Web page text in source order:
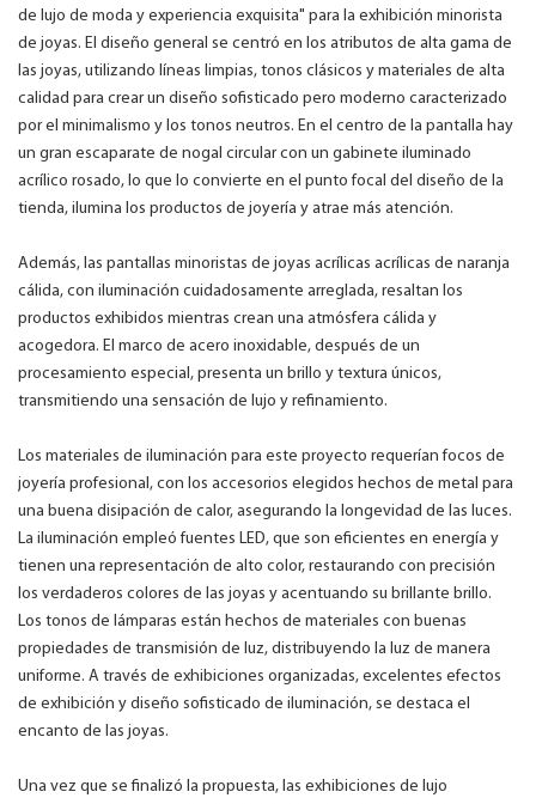
de lujo de moda y experiencia exquisita" para la exhibición minorista
de joyas. El diseño general se centró en los atributos de alta gama de
las joyas, utilizando líneas limpias, tonos clásicos y materiales de alta
calidad para crear un diseño sofisticado pero moderno caracterizado
por el minimalismo y los tonos neutros. En el centro de la pantalla hay
un gran escaparate de nogal circular con un gabinete iluminado
acrílico rosado, lo que lo convierte en el punto focal del diseño de la
tienda, ilumina los productos de joyería y atrae más atención.
Además, las pantallas minoristas de joyas acrílicas acrílicas de naranja
cálida, con iluminación cuidadosamente arreglada, resaltan los
productos exhibidos mientras crean una atmósfera cálida y
acogedora. El marco de acero inoxidable, después de un
procesamiento especial, presenta un brillo y textura únicos,
transmitiendo una sensación de lujo y refinamiento.
Los materiales de iluminación para este proyecto requerían focos de
joyería profesional, con los accesorios elegidos hechos de metal para
una buena disipación de calor, asegurando la longevidad de las luces.
La iluminación empleó fuentes LED, que son eficientes en energía y
tienen una representación de alto color, restaurando con precisión
los verdaderos colores de las joyas y acentuando su brillante brillo.
Los tonos de lámparas están hechos de materiales con buenas
propiedades de transmisión de luz, distribuyendo la luz de manera
uniforme. A través de exhibiciones organizadas, excelentes efectos
de exhibición y diseño sofisticado de iluminación, se destaca el
encanto de las joyas.
Una vez que se finalizó la propuesta, las exhibiciones de lujo